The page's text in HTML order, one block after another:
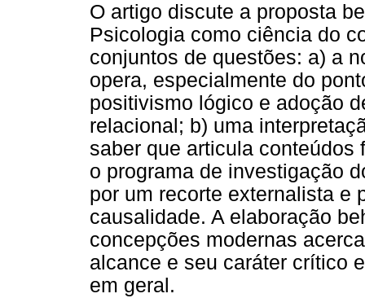
O artigo discute a proposta
Psicologia como ciência do
conjuntos de questões: a) a
opera, especialmente do
positivismo lógico e adoção
relacional; b) uma
saber que articula
o programa de investigação
por um recorte externalista e
causalidade. A elaboração
concepções modernas
alcance e seu caráter crítico
em geral.